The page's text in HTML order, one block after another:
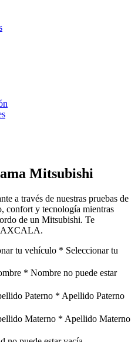
Mitsubishi
a través de nuestras pruebas de
confort y tecnología mientras
de un Mitsubishi. Te
tu vehículo * Seleccionar tu
* Nombre no puede estar
Paterno * Apellido Paterno
Materno * Apellido Materno